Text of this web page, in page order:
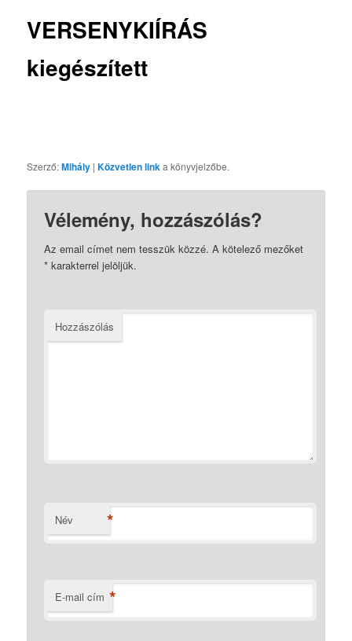
VERSENYKIÍRÁS
kiegészített
Szerző:Mihály |Közvetlen linka könyvjelzőbe.
Vélemény, hozzászólás?
Az email címet nem tesszük közzé. A kötelező mezőket
* karakterrel jelöljük.
Hozzászólás
Név *
E-mail cím *